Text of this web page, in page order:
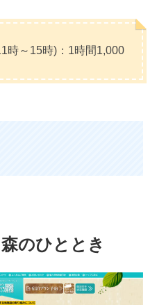
時～15時)：1時間1,000
のひととき